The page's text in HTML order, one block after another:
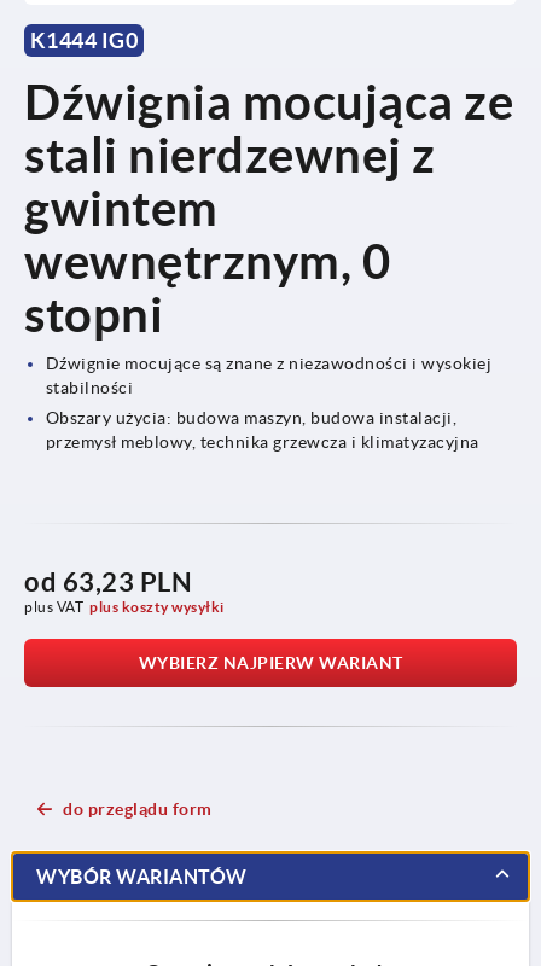
K1444 IG0
Dźwignia mocująca ze
stali nierdzewnej z
gwintem
wewnętrznym, 0
stopni
Dźwignie mocujące są znane z niezawodności i wysokiej
stabilności
Obszary użycia: budowa maszyn, budowa instalacji,
przemysł meblowy, technika grzewcza i klimatyzacyjna
od 63,23 PLN
plus VAT plus koszty wysyłki
WYBIERZ NAJPIERW WARIANT
do przeglądu form
WYBÓR WARIANTÓW